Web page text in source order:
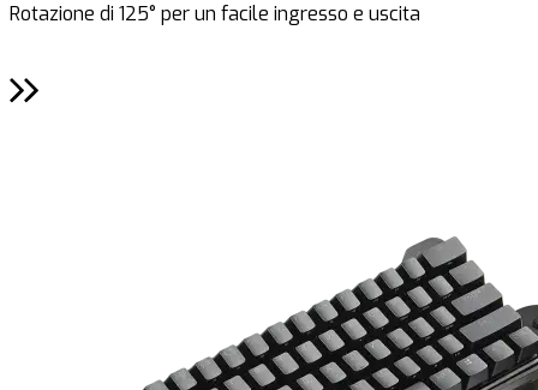
Rotazione di 125° per un facile ingresso e uscita